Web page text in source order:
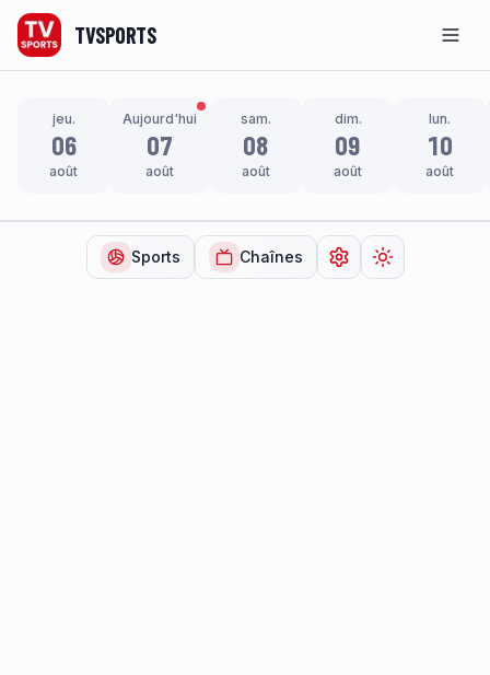
TVSPORTS
jeu.
06
août
Aujourd'hui
07
août
sam.
08
août
dim.
09
août
lun.
10
août
Sports Chaînes Ouvrir lesChanger de